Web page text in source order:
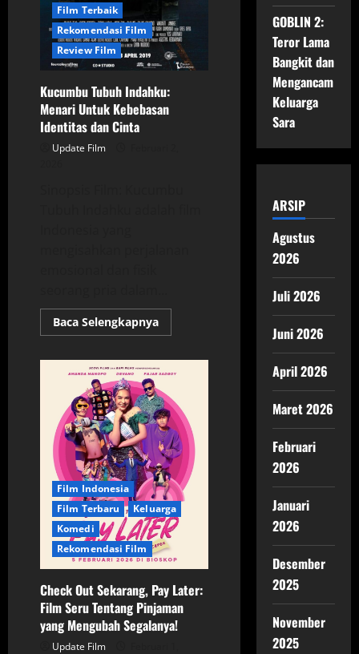
Film Terbaik
Rekomendasi Film
Review Film
Kucumbu Tubuh Indahku:
Menari Untuk Kebebasan
Identitas dan Cinta
Update Film
Baca SelengkapnyaRead
more
Tubuh
Indahku:
Menari
Untuk
Kebebasan
Identitas
dan
Cinta
Film Indonesia
Film Terbaru
Keluarga
Komedi
Rekomendasi Film
Check Out Sekarang, Pay Later:
Film Seru Tentang Pinjaman
yang Mengubah Segalanya!
Update Film
GOBLIN 2:
Teror Lama
Bangkit dan
Mengancam
Keluarga
Sara
ARSIP
Agustus
2026
Juli 2026
Juni 2026
April 2026
Maret 2026
Februari
2026
Januari
2026
Desember
2025
November
2025